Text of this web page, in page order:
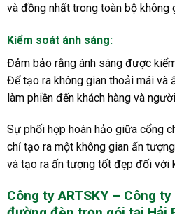
và đồng nhất trong toàn bộ không
Kiểm soát ánh sáng:
Đảm bảo rằng ánh sáng được
Để tạo ra không gian thoải mái và
làm phiền đến khách hàng và
Sự phối hợp hoàn hảo giữa cổng
chỉ tạo ra một không gian ấn
và tạo ra ấn tượng tốt đẹp đối với
Công ty ARTSKY – Công